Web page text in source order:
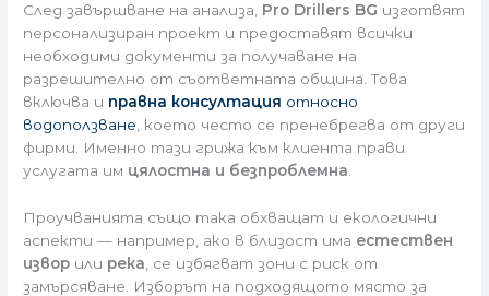
След завършване на анализа, Pro Drillers BG изготвят
персонализиран проект и предоставят всички
необходими документи за получаване на
разрешително от съответната община. Това
включва и правна консултация относно
водоползване , което често се пренебрегва от други
фирми. Именно тази грижа към клиента прави
услугата им цялостна и безпроблемна
Проучванията също така обхващат и екологични
аспекти — например, ако в близост има естествен
извор или река , се избягват зони с риск от
замърсяване. Изборът на подходящото място за